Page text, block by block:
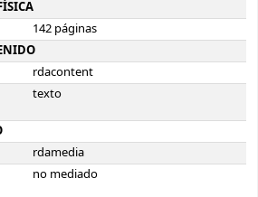
142 páginas
rdacontent
texto
rdamedia
no mediado